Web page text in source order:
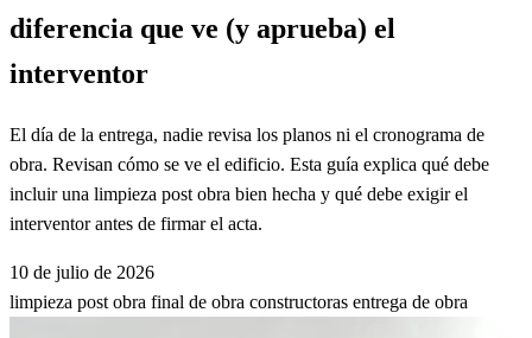
diferencia que ve (y aprueba) el
interventor
El día de la entrega, nadie revisa los planos ni el cronograma de
obra. Revisan cómo se ve el edificio. Esta guía explica qué debe
incluir una limpieza post obra bien hecha y qué debe exigir el
interventor antes de firmar el acta.
10 de julio de 2026
limpieza post obra final de obra constructoras entrega de obra